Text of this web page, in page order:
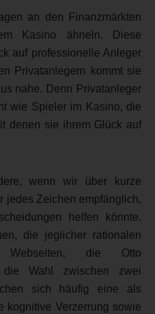
an den Finanzmärkten
Kasino ähneln. Diese
auf professionelle Anleger
Privatanlegern kommt sie
nahe. Denn Privatanleger
wie Spieler im Kasino, die
denen sie ihrem Glück auf
wenn wir über kurze
jedes Zeichen empfänglich,
helfen könnte.
die jeglicher rationalen
Webseiten, die Otto
die Wahl zwischen zwei
sich häufig eine als
kognitive Verzerrung sowie